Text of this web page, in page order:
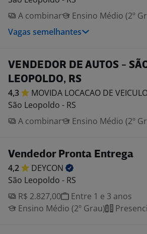
A combinar
Ensino Médio (2º
Vagas semelhantes
VENDEDOR DE AUTOS -
LEOPOLDO, RS
4,3 MOVIDA LOCACAO DE
São Leopoldo - RS
A combinar
Ensino Médio (2º
Vendedor Pronta Entrega
4,2
DEYCON
São Leopoldo - RS
R$ 2.827,00
Entre 1 e 3 anos
Ensino Médio (2º Grau)